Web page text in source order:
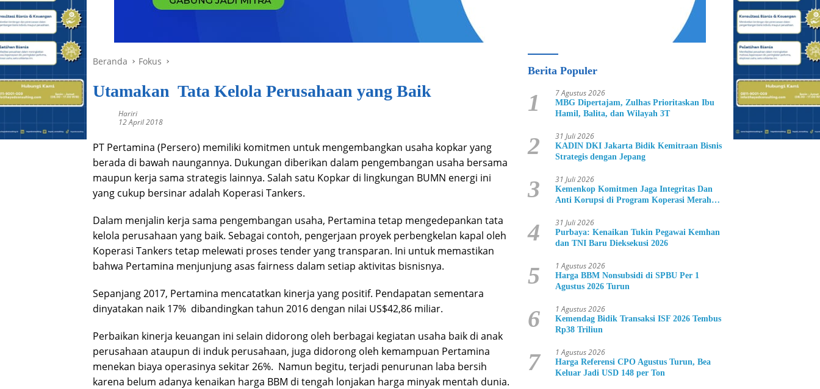
Beranda Fokus
Utamakan Tata Kelola Perusahaan yang Baik
Hariri
12 April 2018
PT Pertamina (Persero) memiliki komitmen untuk mengembangkan usaha kopkar yang
berada di bawah naungannya. Dukungan diberikan dalam pengembangan usaha bersama
maupun kerja sama strategis lainnya. Salah satu Kopkar di lingkungan BUMN energi ini
yang cukup bersinar adalah Koperasi Tankers.
Dalam menjalin kerja sama pengembangan usaha, Pertamina tetap mengedepankan tata
kelola perusahaan yang baik. Sebagai contoh, pengerjaan proyek perbengkelan kapal oleh
Koperasi Tankers tetap melewati proses tender yang transparan. Ini untuk memastikan
bahwa Pertamina menjunjung asas fairness dalam setiap aktivitas bisnisnya.
Sepanjang 2017, Pertamina mencatatkan kinerja yang positif. Pendapatan sementara
dinyatakan naik 17% dibandingkan tahun 2016 dengan nilai US$42,86 miliar.
Perbaikan kinerja keuangan ini selain didorong oleh berbagai kegiatan usaha baik di anak
perusahaan ataupun di induk perusahaan, juga didorong oleh kemampuan Pertamina
menekan biaya operasinya sekitar 26%. Namun begitu, terjadi penurunan laba bersih
karena belum adanya kenaikan harga BBM di tengah lonjakan harga minyak mentah dunia.
Berita Populer
1 7 Agustus 2026
MBG Dipertajam, Zulhas Prioritaskan Ibu
Hamil, Balita, dan Wilayah 3T
2 31 Juli 2026
KADIN DKI Jakarta Bidik Kemitraan Bisnis
Strategis dengan Jepang
3 31 Juli 2026
Kemenkop Komitmen Jaga Integritas Dan
Anti Korupsi di Program Koperasi Merah
4 31 Juli 2026
Purbaya: Kenaikan Tukin Pegawai Kemhan
dan TNI Baru Dieksekusi 2026
5 1 Agustus 2026
Harga BBM Nonsubsidi di SPBU Per 1
Agustus 2026 Turun
6 1 Agustus 2026
Kemendag Bidik Transaksi ISF 2026 Tembus
Rp38 Triliun
7 1 Agustus 2026
Harga Referensi CPO Agustus Turun, Bea
Keluar Jadi USD 148 per Ton